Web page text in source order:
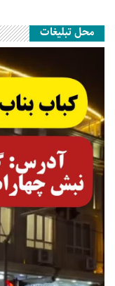
محل تبلیغات